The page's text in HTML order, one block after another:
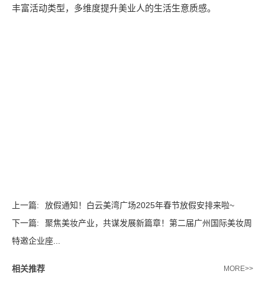
丰富活动类型，多维度提升美业人的生活生意质感。
上一篇:
放假通知！白云美湾广场2025年春节放假安排来啦~
下一篇:
聚焦美妆产业，共谋发展新篇章！第二届广州国际美妆周
特邀企业座...
相关推荐 MORE>>